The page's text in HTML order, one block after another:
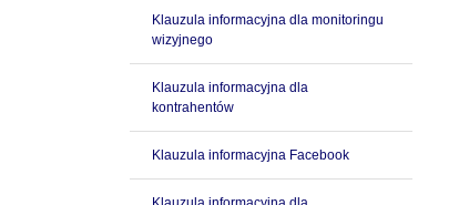
Klauzula informacyjna dla monitoringu
wizyjnego
Klauzula informacyjna dla
kontrahentów
Klauzula informacyjna Facebook